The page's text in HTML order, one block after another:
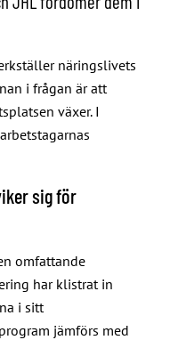
näringslivets
i frågan är att
växer. I
sig för
omfattande
har klistrat in
i sitt
jämförs med